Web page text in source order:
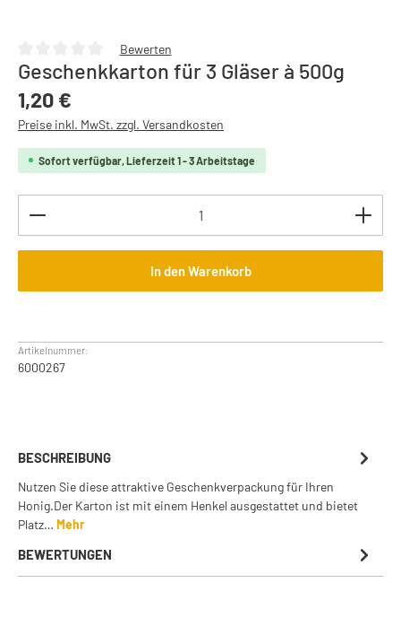
Durchschnittliche Bewertung von 0 von 5 Sternen
Bewerten
Geschenkkarton für 3 Gläser à 500g
Regulärer Preis:
1,20 €
Preise inkl. MwSt. zzgl. Versandkosten
Sofort verfügbar, Lieferzeit 1 - 3 Arbeitstage
Produkt Anzahl: Gib den gewünschten Wert ein
In den Warenkorb
Artikelnummer:
6000267
BESCHREIBUNG
Nutzen Sie diese attraktive Geschenkverpackung für Ihren
Honig.Der Karton ist mit einem Henkel ausgestattet und bietet
Platz… Mehr
BEWERTUNGEN